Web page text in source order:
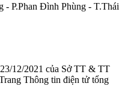
P.Phan Đình Phùng - T.Thái
12/2021 của Sở TT & TT
Thông tin điện tử tổng